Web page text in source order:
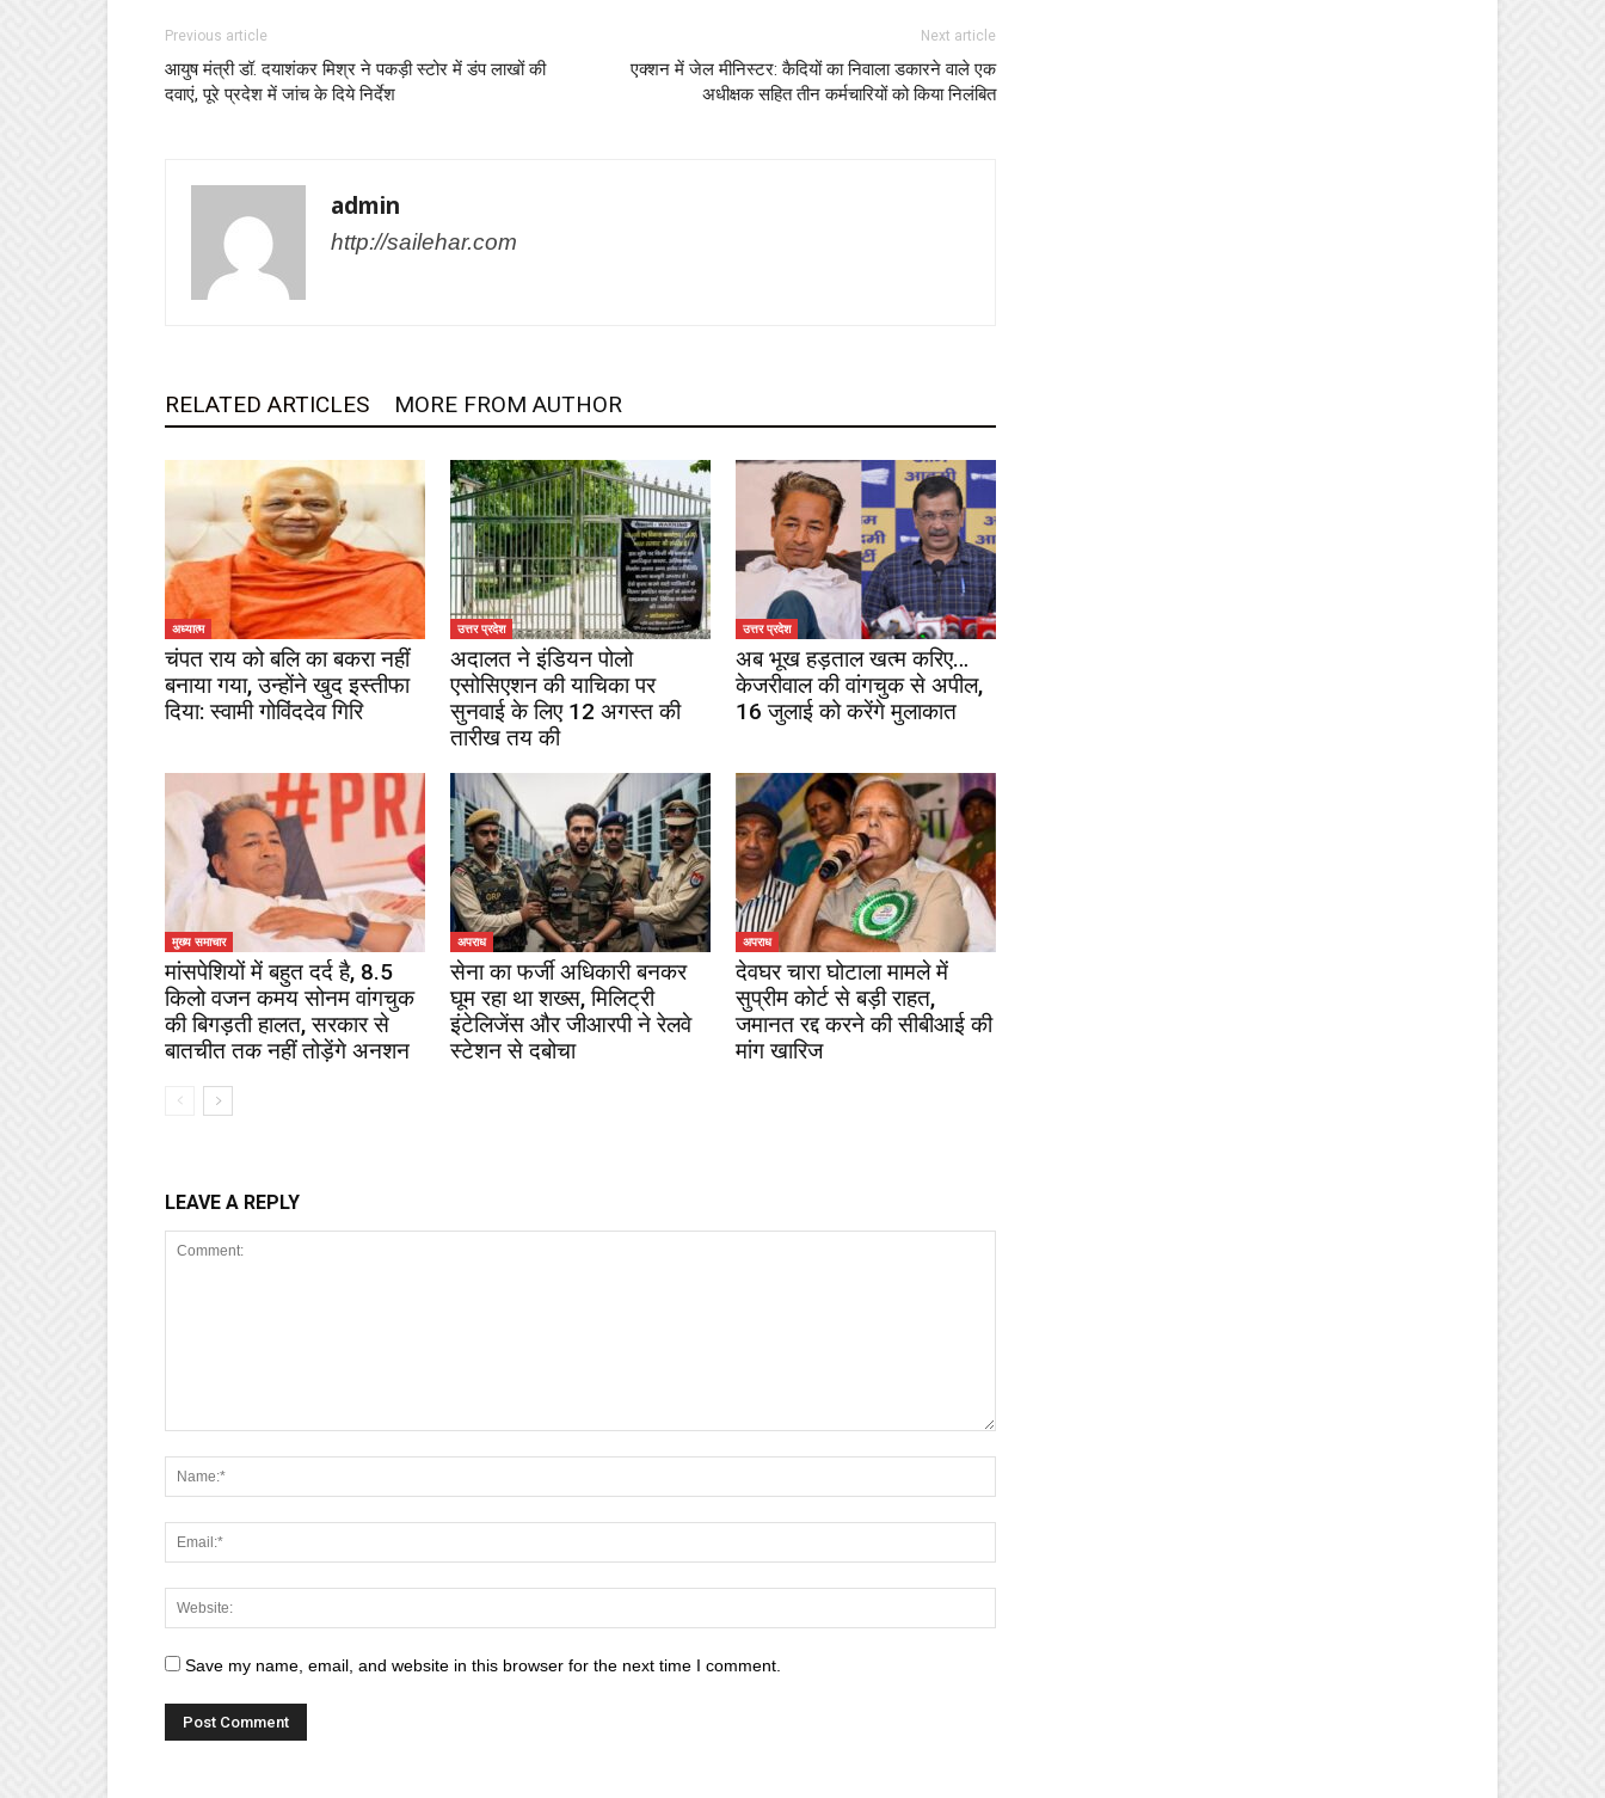
Previous article
आयुष मंत्री डॉ. दयाशंकर मिश्र ने पकड़ी स्टोर में डंप लाखों की
दवाएं, पूरे प्रदेश में जांच के दिये निर्देश
Next article
एक्शन में जेल मीनिस्टर: कैदियों का निवाला डकारने वाले एक
अधीक्षक सहित तीन कर्मचारियों को किया निलंबित
admin
http://sailehar.com
RELATED ARTICLES MORE FROM AUTHOR
अध्यात्म
चंपत राय को बलि का बकरा नहीं
बनाया गया, उन्होंने खुद इस्तीफा
दिया: स्वामी गोविंददेव गिरि
उत्तर प्रदेश
अदालत ने इंडियन पोलो
एसोसिएशन की याचिका पर
सुनवाई के लिए 12 अगस्त की
तारीख तय की
उत्तर प्रदेश
अब भूख हड़ताल खत्म करिए…
केजरीवाल की वांगचुक से अपील,
16 जुलाई को करेंगे मुलाकात
मुख्य समाचार
मांसपेशियों में बहुत दर्द है, 8.5
किलो वजन कमय सोनम वांगचुक
की बिगड़ती हालत, सरकार से
बातचीत तक नहीं तोड़ेंगे अनशन
अपराध
सेना का फर्जी अधिकारी बनकर
घूम रहा था शख्स, मिलिट्री
इंटेलिजेंस और जीआरपी ने रेलवे
स्टेशन से दबोचा
अपराध
देवघर चारा घोटाला मामले में
सुप्रीम कोर्ट से बड़ी राहत,
जमानत रद्द करने की सीबीआई की
मांग खारिज
LEAVE A REPLY
Save my name, email, and website in this browser for the next time I comment.